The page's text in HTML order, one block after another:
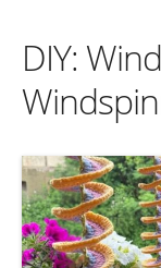
DIY: